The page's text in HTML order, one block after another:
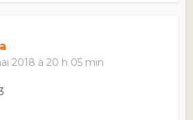
2018 à 20 h 05 min